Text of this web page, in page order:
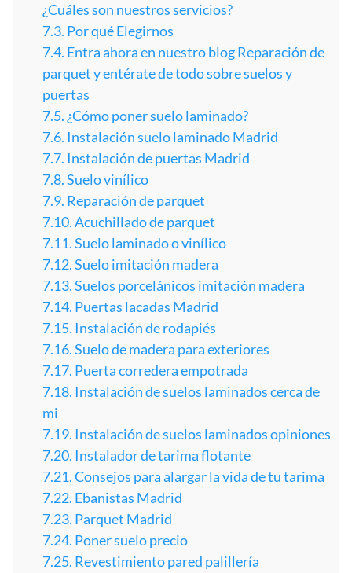
¿Cuáles son nuestros servicios?
7.3. Por qué Elegirnos
7.4. Entra ahora en nuestro blog Reparación de
parquet y entérate de todo sobre suelos y
puertas
7.5. ¿Cómo poner suelo laminado?
7.6. Instalación suelo laminado Madrid
7.7. Instalación de puertas Madrid
7.8.Suelo vinílico
7.9. Reparación de parquet
7.10.Acuchillado de parquet
7.11.Suelo laminado o vinílico
7.12.Suelo imitación madera
7.13.Suelos porcelánicos imitación madera
7.14. Puertas lacadas Madrid
7.15. Instalación de rodapiés
7.16.Suelo de madera para exteriores
7.17. Puerta corredera empotrada
7.18. Instalación de suelos laminados cerca de
mi
7.19. Instalación de suelos laminados opiniones
7.20. Instalador de tarima flotante
7.21.Consejos para alargar la vida de tu tarima
7.22. Ebanistas Madrid
7.23. Parquet Madrid
7.24. Poner suelo precio
7.25. Revestimiento pared palillería